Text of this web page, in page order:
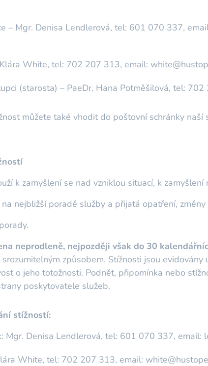
– Mgr. Denisa Lendlerová, tel: 601 070 337,
White, tel: 702 207 313, email:
(starosta) – PaeDr. Hana Potměšilová, tel:
můžete také vhodit do poštovní schránky naší
k zamyšlení se nad vzniklou situací, k zamyšlení
nejbližší poradě služby a přijatá opatření, změny
neprodleně, nejpozději však do 30
způsobem. Stížnosti jsou
o jeho totožnosti. Podnět, připomínka nebo
poskytovatele služeb.
stížností:
Mgr. Denisa Lendlerová, tel: 601 070 337, email:
White, tel: 702 207 313, email: